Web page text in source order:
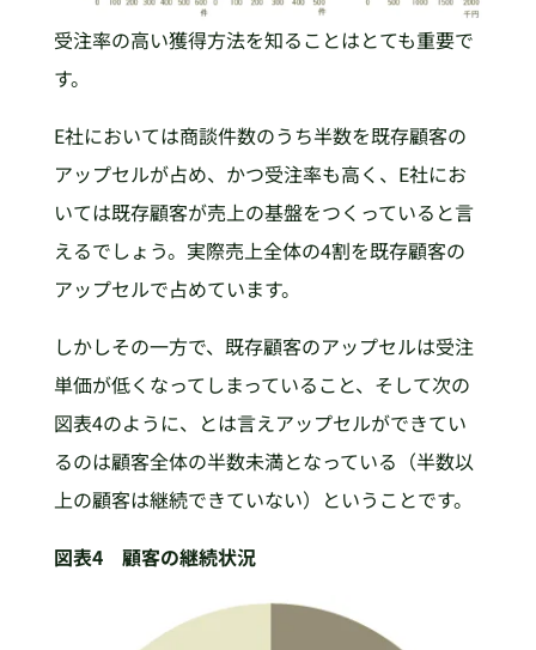
受注率の高い獲得方法を知ることはとても重要で
す。
E社においては商談件数のうち半数を既存顧客の
アップセルが占め、かつ受注率も高く、E社にお
いては既存顧客が売上の基盤をつくっていると言
えるでしょう。実際売上全体の4割を既存顧客の
アップセルで占めています。
しかしその一方で、既存顧客のアップセルは受注
単価が低くなってしまっていること、そして次の
図表4のように、とは言えアップセルができてい
るのは顧客全体の半数未満となっている（半数以
上の顧客は継続できていない）ということです。
図表4 顧客の継続状況